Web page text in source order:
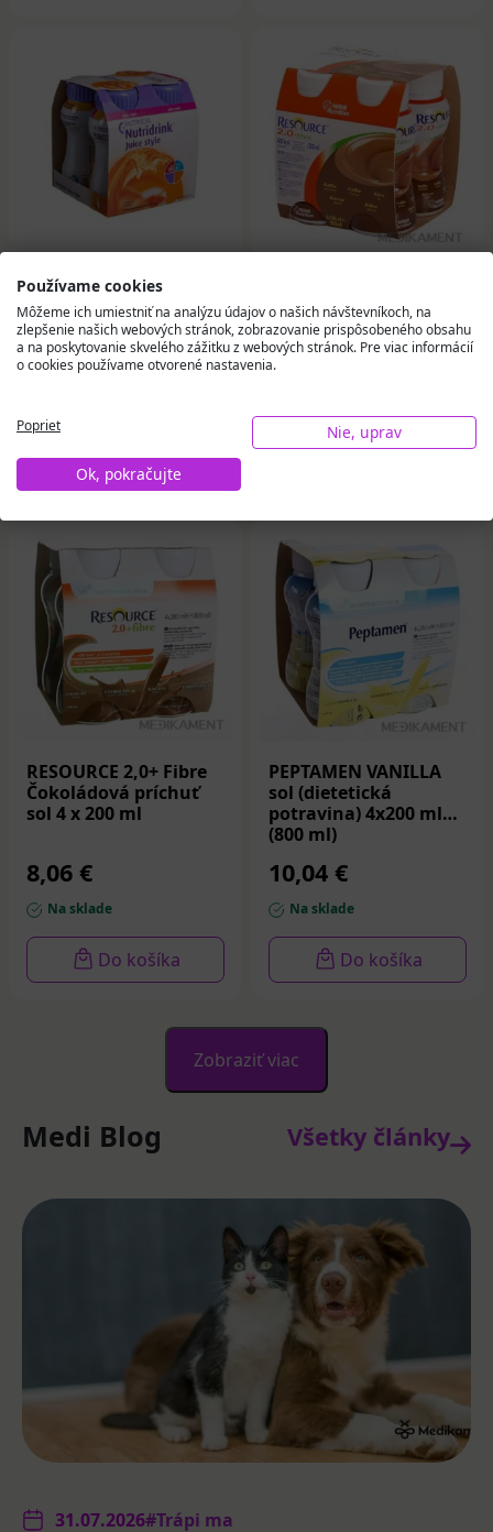
NUTRIDRINK Juice
Style s pomarančovou
príchuťou 4 x 200 ml
6,56 €
Na sklade
Do košíka
Kavová príchuť 4 x 200
ml
7,60 €
Na sklade
RESOURCE 2,0+ Fibre
Čokoládová príchuť
sol 4 x 200 ml
8,06 €
Na sklade
Do košíka
PEPTAMEN VANILLA
sol (dietetická
potravina) 4x200 ml
(800 ml)
10,04 €
Na sklade
Do košíka
Zobraziť viac
Medi Blog Všetky články
31.07.2026#Trápi ma
Používame cookies
Môžeme ich umiestniť na analýzu údajov o našich návštevníkoch, na
zlepšenie našich webových stránok, zobrazovanie prispôsobeného obsahu
a na poskytovanie skvelého zážitku z webových stránok. Pre viac informácií
o cookies používame otvorené nastavenia.
Poprieť
Nie, uprav
Ok, pokračujte